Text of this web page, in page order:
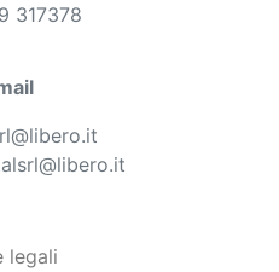
317378
legali